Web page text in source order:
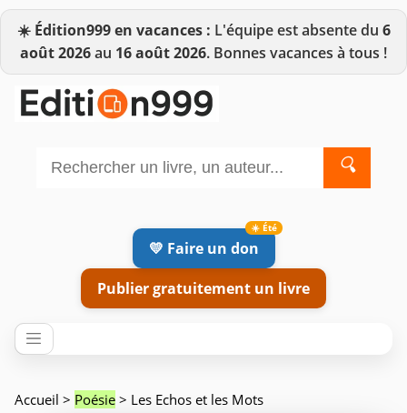
☀️ Édition999 en vacances : L'équipe est absente du 6
août 2026au 16 août 2026. Bonnes vacances à tous !
🔍
💛 Faire un don
Publier gratuitement un livre
Accueil > Poésie > Les Echos et les Mots